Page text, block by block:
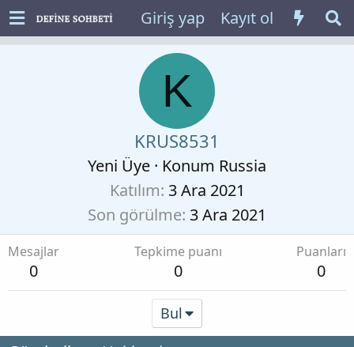
Giriş yap Kayıt ol
K
KRUS8531
Yeni Üye · Konum Russia
Katılım 3 Ara 2021
Son görülme 3 Ara 2021
Mesajlar
0
Tepkime puanı
0
Puanları
0
Bul